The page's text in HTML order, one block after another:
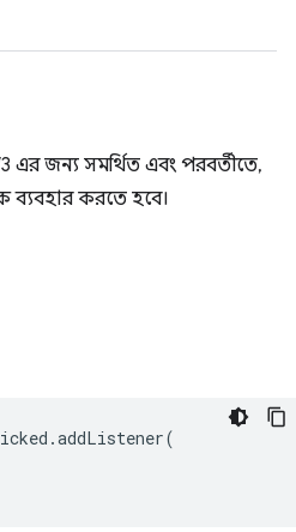
এর জন্য সমর্থিত এবং পরবর্তীতে,
ব্যবহার করতে হবে।
.addListener(